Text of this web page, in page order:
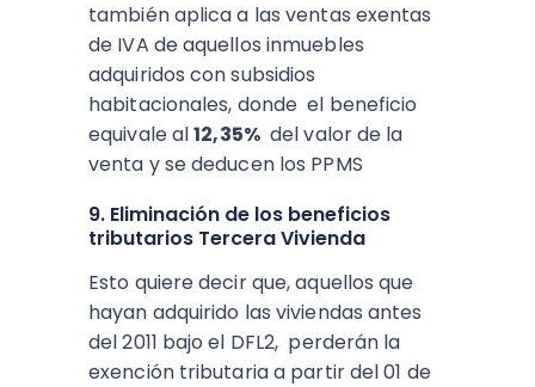
también aplica a las ventas exentas
de IVA de aquellos inmuebles
adquiridos con subsidios
habitacionales, donde el beneficio
equivale al12,35%del valor de la
venta y se deducen los PPMS
9. Eliminación de los beneficios
tributarios Tercera Vivienda
Esto quiere decir que, aquellos que
hayan adquirido las viviendas antes
del 2011 bajo el DFL2, perderán la
exención tributaria a partir del 01 de